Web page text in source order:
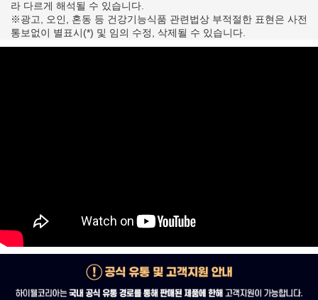
라 다르게 해석될 수 있습니다.
※광고, 오인, 혼동 등 건강기능식품 관련법상 부적절한 표현은 사전
통보없이 별표시(*) 및 임의 수정, 삭제될 수 있습니다.